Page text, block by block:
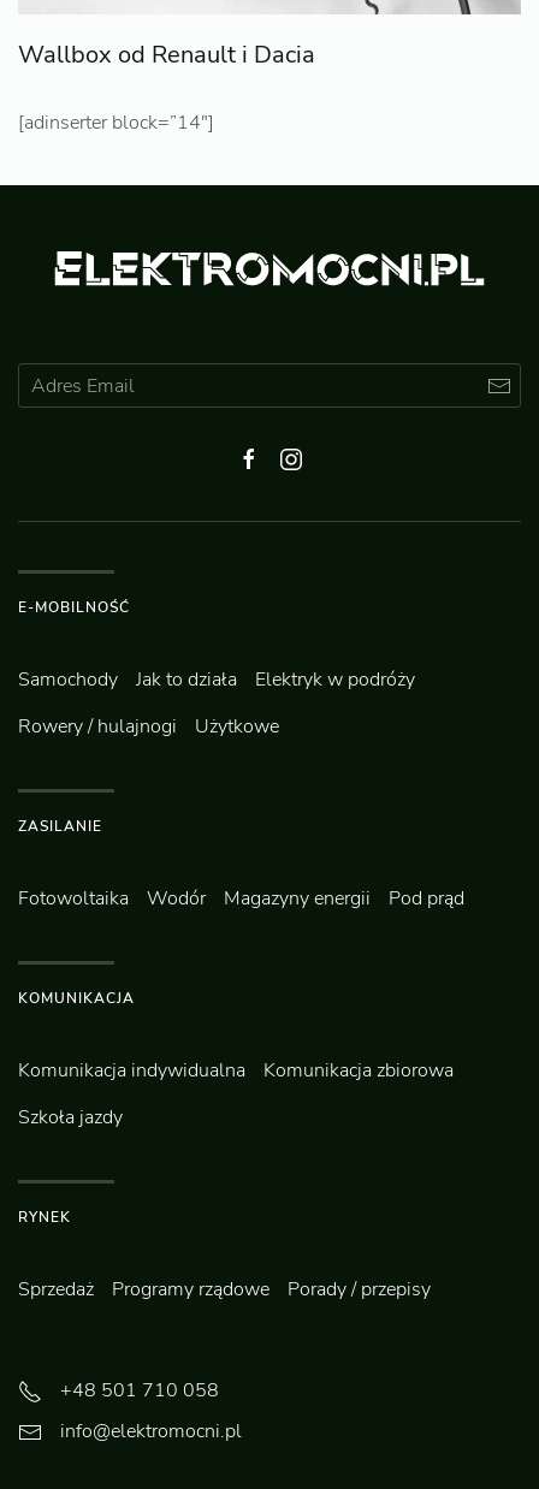
Wallbox od Renault i Dacia
[adinserter block=”14″]
E-MOBILNOŚĆ
Samochody Jak to działa
Elektryk w podróży
Rowery / hulajnogi
Użytkowe
ZASILANIE
Fotowoltaika Wodór Magazyny energii Pod prąd
KOMUNIKACJA
Komunikacja indywidualna
Komunikacja zbiorowa
Szkoła jazdy
RYNEK
Sprzedaż Programy rządowe Porady / przepisy
+48 501 710 058
info@elektromocni.pl